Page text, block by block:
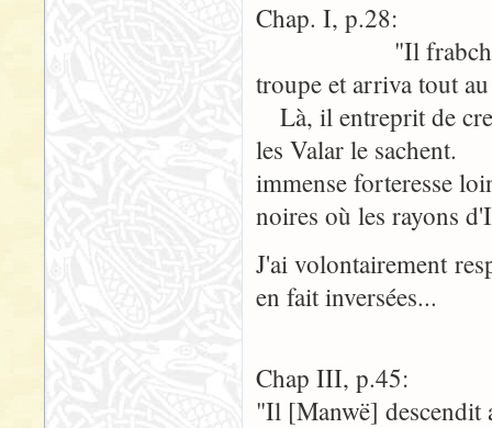
Chap. I, p.28:
"Il frabchit les
troupe et arriva tout
Là, il entreprit de
les Valar le sachent.
immense forteresse
noires où les rayons
J'ai volontairement
en fait inversées...
Chap III, p.45:
"Il [Manwë] descendit